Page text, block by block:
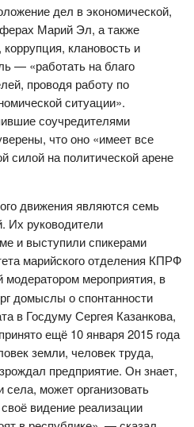
дел в экономической,
Марий Эл, а также
клановость и
— «работать на благо
проводя работу по
ситуации».
соучредителями
что оно «имеет все
силой на политической арене
движения являются семь
Их руководители
и выступили спикерами
марийского отделения КПРФ
модератором мероприятия, в
домыслы о спонтанности
в Госдуму Сергея Казанкова,
ещё 10 января 2015 года
земли, человек труда,
предприятие. Он знает,
может организовать
видение реализации